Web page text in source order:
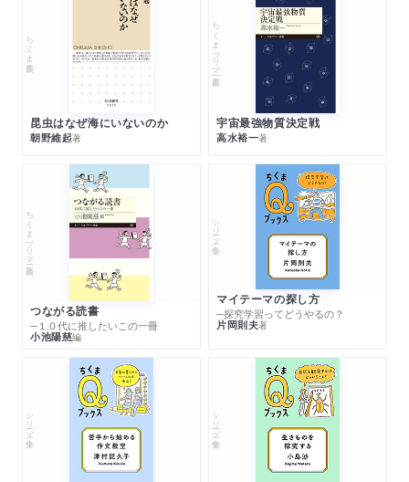
ちくま新書
昆虫はなぜ海にいないのか
朝野維起著
ちくまプリマー新書
宇宙最強物質決定戦
高水裕一著
ちくまプリマー新書
つながる読書
─１０代に推したいこの一冊
小池陽慈編
シリーズ・全集
マイテーマの探し方
─探究学習ってどうやるの？
片岡則夫著
シリーズ・全集 シリーズ・全集